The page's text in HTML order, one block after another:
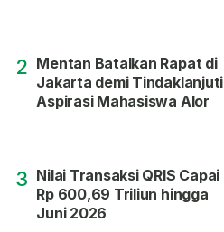
2 Mentan Batalkan Rapat di
Jakarta demi Tindaklanjuti
Aspirasi Mahasiswa Alor
3 Nilai Transaksi QRIS Capai
Rp 600,69 Triliun hingga
Juni 2026